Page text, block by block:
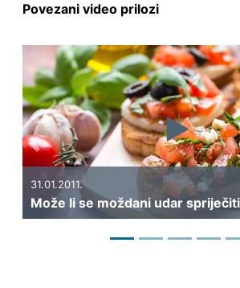
Povezani video prilozi
31.01.2011.
Može li se moždani udar spriječiti?
Previous